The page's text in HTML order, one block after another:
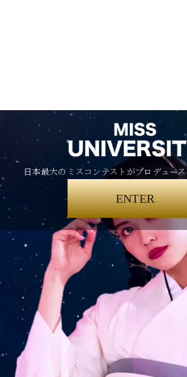
日本最大のミスコンテストがプロデュー
ENTER